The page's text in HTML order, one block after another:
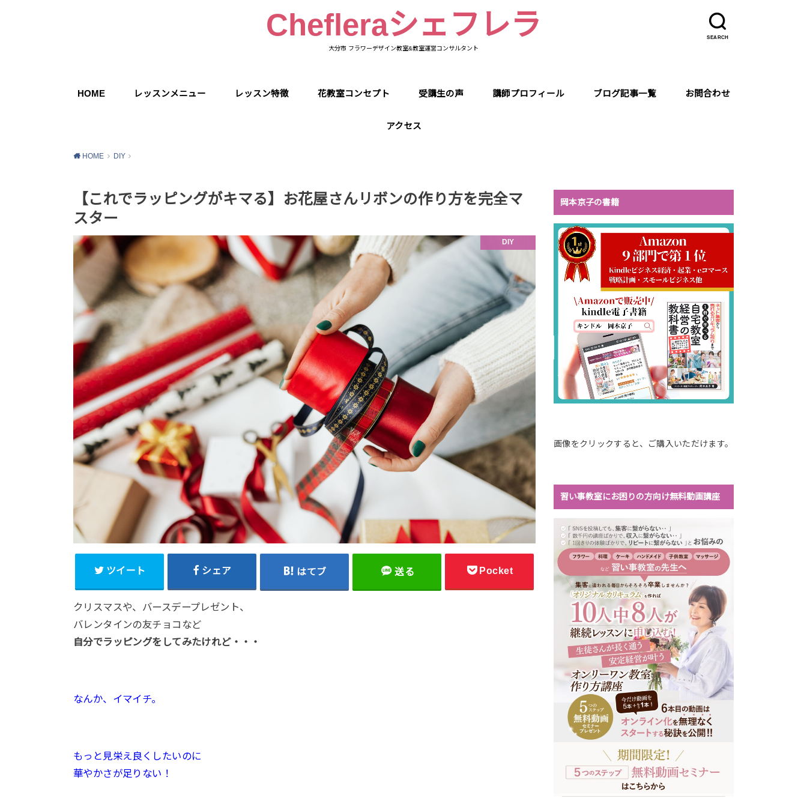
SEARCH
Chefleraシェフレラ
大分市 フラワーデザイン教室&教室運営コンサルタント
HOME レッスンメニュー レッスン特徴 花教室コンセプト 受講生の声 講師プロフィール ブログ記事一覧 お問合わせ
アクセス
HOME DIY
【これでラッピングがキマる】お花屋さんリボンの作り方を完全マ
スター
DIY
ツイート シェア はてブ 送る Pocket
クリスマスや、バースデープレゼント、
バレンタインの友チョコなど
自分でラッピングをしてみたけれど・・・
なんか、イマイチ。
もっと見栄え良くしたいのに
華やかさが足りない！
岡本京子の書籍
画像をクリックすると、ご購入いただけます。
習い事教室にお困りの方向け無料動画講座